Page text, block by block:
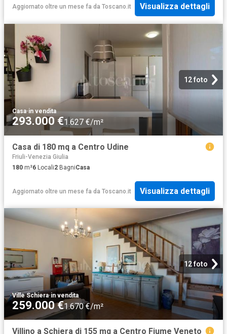
Aggiornato oltre un mese fa da Toscano.it Visualizza dettagli
12 foto
Casa·in vendita
293.000 €1.627 €/m²
Casa di 180 mq a Centro Udine
Friuli-Venezia Giulia
180 m²6 Locali2 BagniCasa
Aggiornato oltre un mese fa da Toscano.it Visualizza dettagli
12 foto
Ville Schiera·in vendita
259.000 €1.670 €/m²
Villino a Schiera di 155 mq a Centro Fiume Veneto